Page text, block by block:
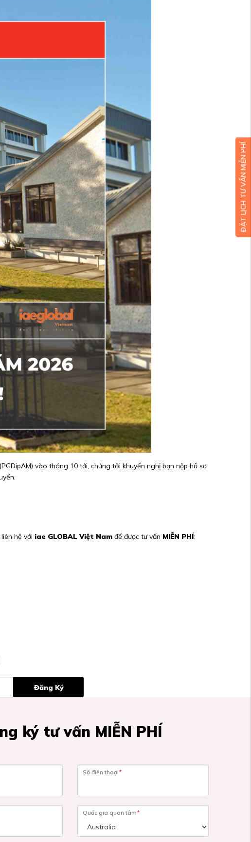
vào tháng 10 tới, chúng tôi khuyến nghị bạn nộp hồ sơ
hệ với iae GLOBAL Việt Nam để được tư vấn MIỄN PHÍ:
Đăng Ký
ký tư vấn MIỄN PHÍ
Số điện thoại*
Quốc gia quan tâm*
ĐẶT LỊCH TƯ VẤN MIỄN PHÍ